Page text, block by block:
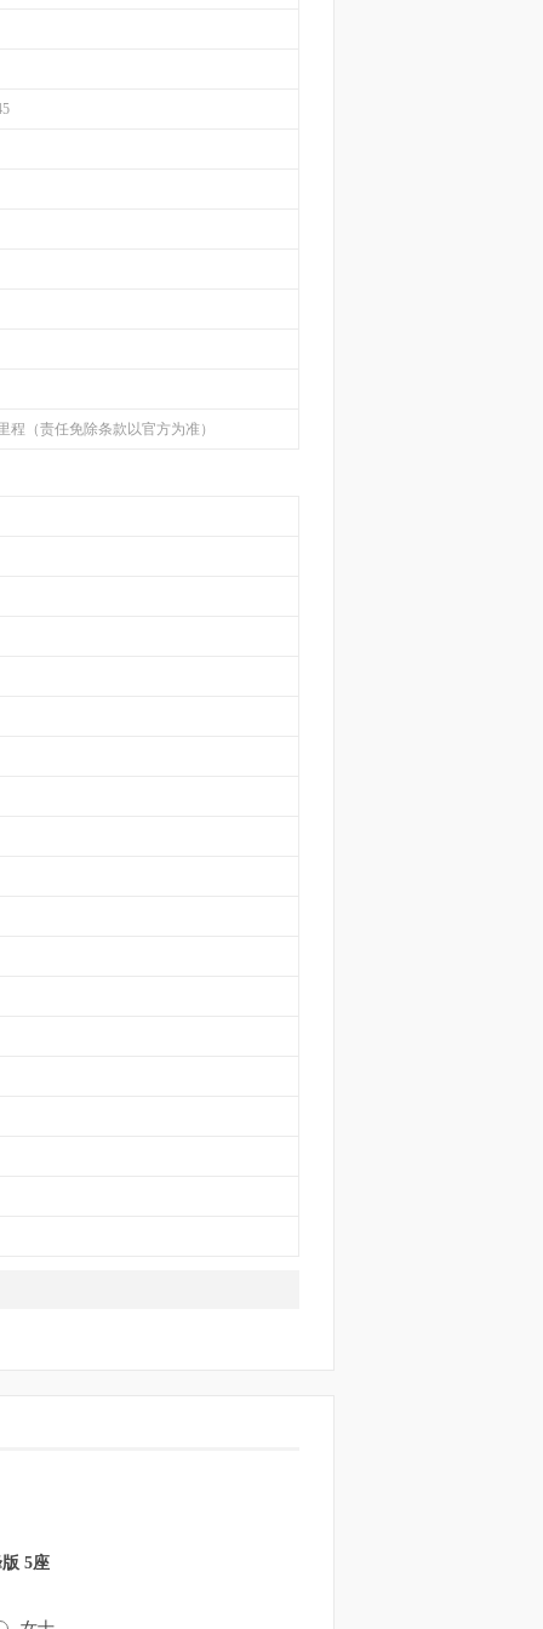
程（责任免除条款以官方为准）
5座